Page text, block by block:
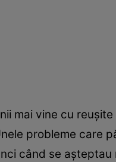
mai vine cu
probleme care
când se așteptau